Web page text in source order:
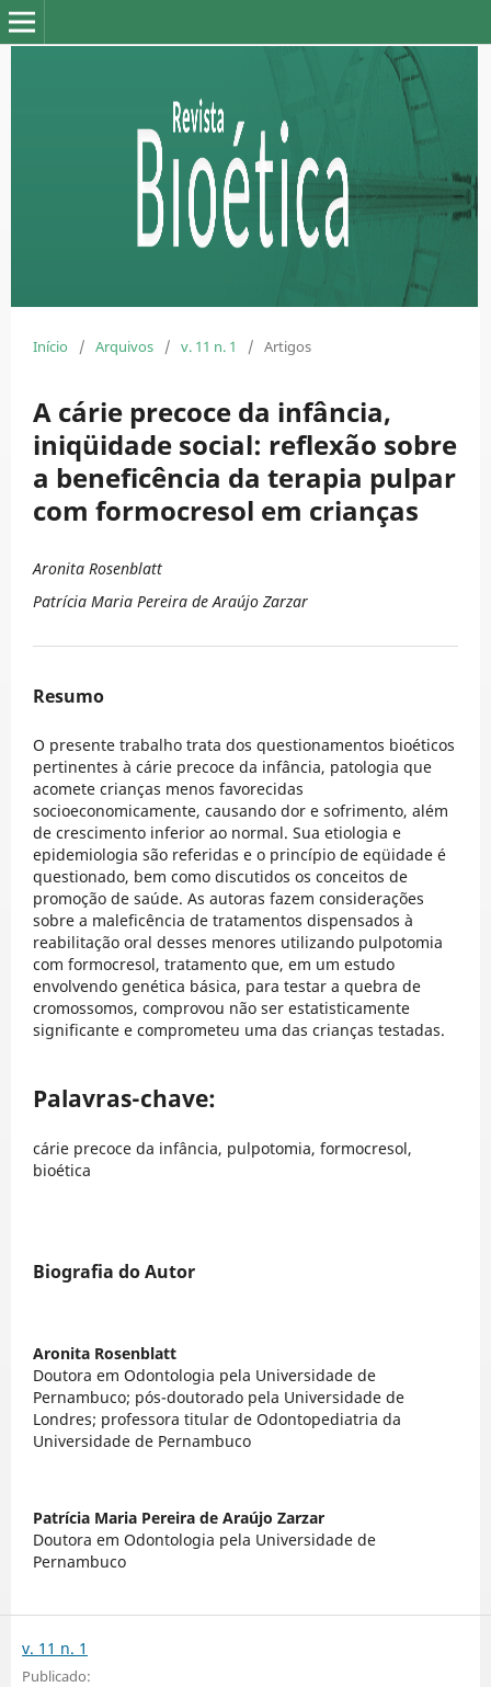
Início / Arquivos / v. 11 n. 1 / Artigos
A cárie precoce da infância,
iniqüidade social: reflexão sobre
a beneficência da terapia pulpar
com formocresol em crianças
Aronita Rosenblatt
Patrícia Maria Pereira de Araújo Zarzar
Resumo
O presente trabalho trata dos questionamentos bioéticos
pertinentes à cárie precoce da infância, patologia que
acomete crianças menos favorecidas
socioeconomicamente, causando dor e sofrimento, além
de crescimento inferior ao normal. Sua etiologia e
epidemiologia são referidas e o princípio de eqüidade é
questionado, bem como discutidos os conceitos de
promoção de saúde. As autoras fazem considerações
sobre a maleficência de tratamentos dispensados à
reabilitação oral desses menores utilizando pulpotomia
com formocresol, tratamento que, em um estudo
envolvendo genética básica, para testar a quebra de
cromossomos, comprovou não ser estatisticamente
significante e comprometeu uma das crianças testadas.
Palavras-chave:
cárie precoce da infância, pulpotomia, formocresol,
bioética
Biografia do Autor
Aronita Rosenblatt
Doutora em Odontologia pela Universidade de
Pernambuco; pós-doutorado pela Universidade de
Londres; professora titular de Odontopediatria da
Universidade de Pernambuco
Patrícia Maria Pereira de Araújo Zarzar
Doutora em Odontologia pela Universidade de
Pernambuco
v. 11 n. 1
Publicado: